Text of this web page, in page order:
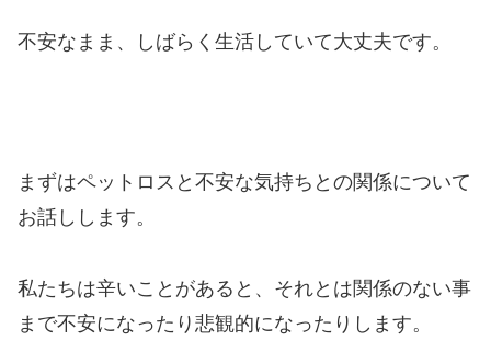
不安なまま、しばらく生活していて大丈夫です。
まずはペットロスと不安な気持ちとの関係について
お話しします。
私たちは辛いことがあると、それとは関係のない事
まで不安になったり悲観的になったりします。